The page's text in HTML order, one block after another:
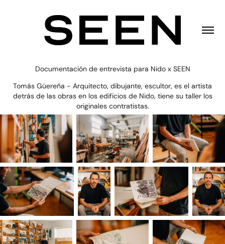
Documentación de entrevista para Nido x SEEN
Tomás Güereña - Arquitecto, dibujante, escultor, es el artista
detrás de las obras en los edificios de Nido, tiene su taller los
originales contratistas.